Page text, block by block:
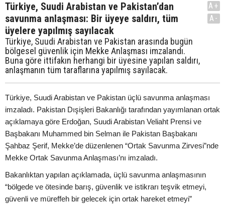
Türkiye, Suudi Arabistan ve Pakistan’dan
savunma anlaşması: Bir üyeye saldırı, tüm
üyelere yapılmış sayılacak
Türkiye, Suudi Arabistan ve Pakistan arasında bugün
bölgesel güvenlik için Mekke Anlaşması imzalandı.
Buna göre ittifakın herhangi bir üyesine yapılan saldırı,
anlaşmanın tüm taraflarına yapılmış sayılacak.
A+
A-
Türkiye, Suudi Arabistan ve Pakistan üçlü savunma anlaşması
imzaladı. Pakistan Dışişleri Bakanlığı tarafından yayımlanan ortak
açıklamaya göre Erdoğan, Suudi Arabistan Veliaht Prensi ve
Başbakanı Muhammed bin Selman ile Pakistan Başbakanı
Şahbaz Şerif, Mekke’de düzenlenen “Ortak Savunma Zirvesi”nde
Mekke Ortak Savunma Anlaşması’nı imzaladı.
Bakanlıktan yapılan açıklamada, üçlü savunma anlaşmasının
“bölgede ve ötesinde barış, güvenlik ve istikrarı teşvik etmeyi,
güvenli ve müreffeh bir gelecek için ortak hareket etmeyi”